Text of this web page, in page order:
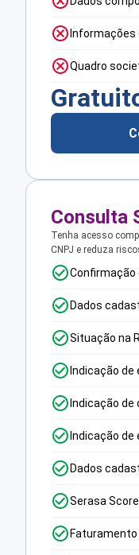
Informações
Quadro
Consulta
Tenha acesso
CNPJ e reduza
Confirmação
Dados
Situação na
Indicação
Indicação
Indicação
Dados
Serasa